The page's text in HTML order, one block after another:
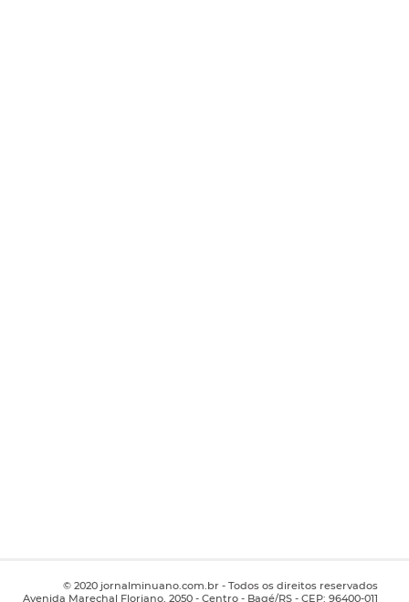
© 2020 jornalminuano.com.br - Todos os direitos reservados
Avenida Marechal Floriano, 2050 - Centro - Bagé/RS - CEP: 96400-011